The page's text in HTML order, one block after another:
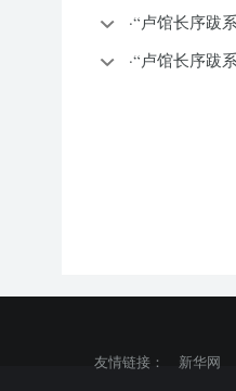
·“卢馆长序跋
·“卢馆长序跋
友情链接：
新华网